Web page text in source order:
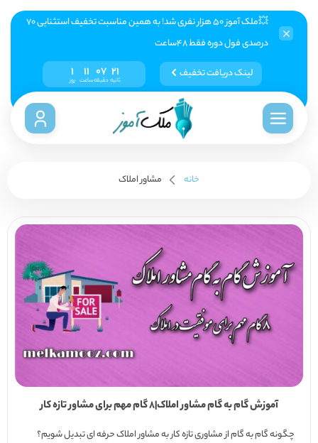
💥ملک آموز ۵۰ هزار نفری شد! به همین مناسبت تخفیف استثنایی ۷۰
درصدی فول دوره فقط ۴۸ساعت
لینک دریافت تخفیف
1
روز 11
ساعت 07
دقیقه 21
ثانیه
خانه مشاور املاک
آموزش گام به گام مشاور املاک|۸ گام مهم برای مشاور تازه کار
چگونه گام به گام از مشاوری تازه کار به مشاور املاک حرفه ای تبدیل شویم؟